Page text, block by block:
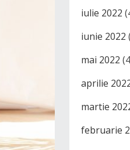
iulie 2022
iunie 2022
mai 2022
aprilie
martie
februarie